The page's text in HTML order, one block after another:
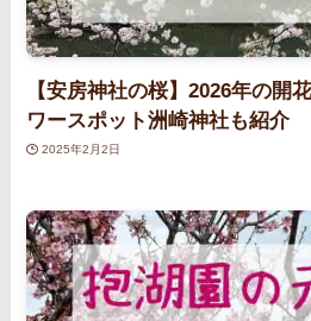
【安房神社の桜】2026年の開
ワースポット洲崎神社も紹介
2025年2月2日